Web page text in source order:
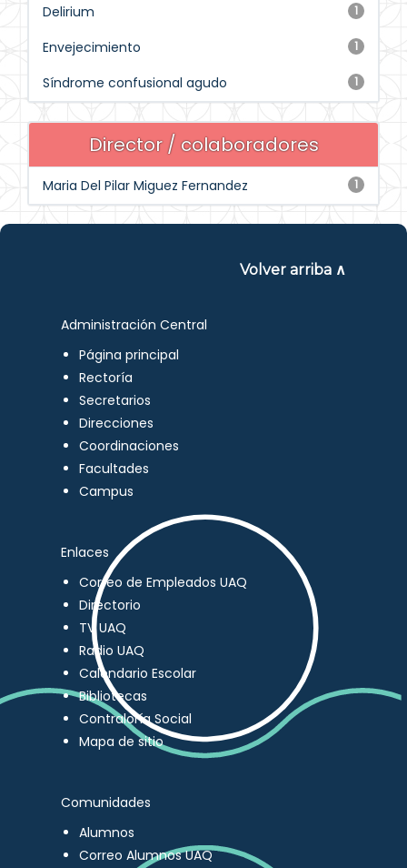
1
Delirium
1
Envejecimiento
1
Síndrome confusional agudo
Director / colaboradores
1
Maria Del Pilar Miguez Fernandez
Volver arriba ∧
Administración Central
Página principal
Rectoría
Secretarios
Direcciones
Coordinaciones
Facultades
Campus
Enlaces
Correo de Empleados UAQ
Directorio
TV UAQ
Radio UAQ
Calendario Escolar
Bibliotecas
Contraloría Social
Mapa de sitio
Comunidades
Alumnos
Correo Alumnos UAQ